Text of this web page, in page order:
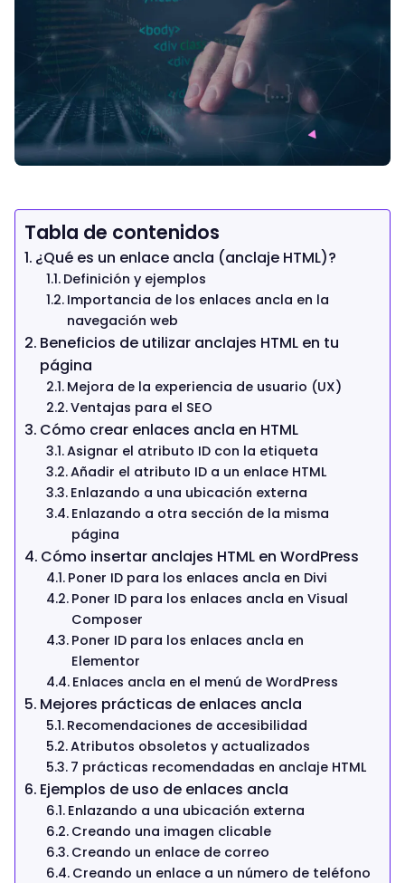
Tabla de contenidos
¿Qué es un enlace ancla (anclaje HTML)?
Definición y ejemplos
Importancia de los enlaces ancla en la
navegación web
Beneficios de utilizar anclajes HTML en tu
página
Mejora de la experiencia de usuario (UX)
Ventajas para el SEO
Cómo crear enlaces ancla en HTML
Asignar el atributo ID con la etiqueta
Añadir el atributo ID a un enlace HTML
Enlazando a una ubicación externa
Enlazando a otra sección de la misma
página
Cómo insertar anclajes HTML en WordPress
Poner ID para los enlaces ancla en Divi
Poner ID para los enlaces ancla en Visual
Composer
Poner ID para los enlaces ancla en
Elementor
Enlaces ancla en el menú de WordPress
Mejores prácticas de enlaces ancla
Recomendaciones de accesibilidad
Atributos obsoletos y actualizados
7 prácticas recomendadas en anclaje HTML
Ejemplos de uso de enlaces ancla
Enlazando a una ubicación externa
Creando una imagen clicable
Creando un enlace de correo
Creando un enlace a un número de teléfono